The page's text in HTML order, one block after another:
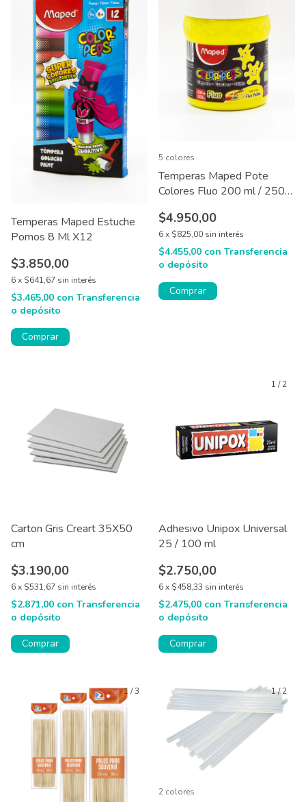
Temperas Maped Estuche
Pomos 8 Ml X12
$3.850,00
6x $641,67 sin interés
$3.465,00 con Transferencia
o depósito
Comprar
Temperas Maped Pote
Colores Fluo 200 ml / 250
$4.950,00
6x $825,00 sin interés
$4.455,00 con Transferencia
o depósito
5 colores
Comprar
Carton Gris Creart 35X50
cm
$3.190,00
6x $531,67 sin interés
$2.871,00 con Transferencia
o depósito
Comprar
1 /2
Adhesivo Unipox Universal
25 / 100 ml
$2.750,00
6x $458,33 sin interés
$2.475,00 con Transferencia
o depósito
Comprar
1 /3 1/2
2 colores